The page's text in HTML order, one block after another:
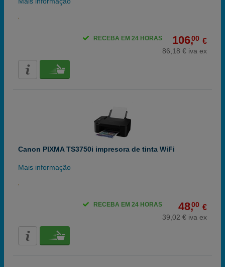
106,00 €
86,18 € iva ex
RECEBA EM 24 HORAS
Canon PIXMA TS3750i impresora de tinta WiFi
Mais informação
48,00 €
39,02 € iva ex
RECEBA EM 24 HORAS